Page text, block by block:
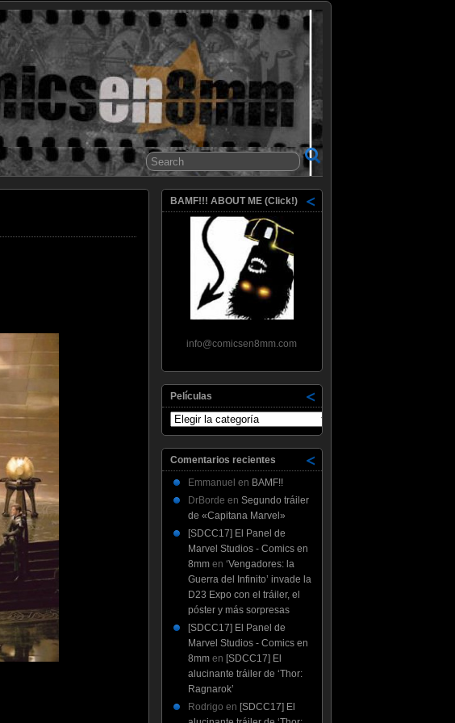
en 8mm
BAMF!!! ABOUT ME (Click!)
info@comicsen8mm.com
Películas
Películas
Comentarios recientes
Emmanuel en BAMF!!
DrBorde en Segundo tráiler
de «Capitana Marvel»
[SDCC17] El Panel de
Marvel Studios - Comics en
8mmen ‘Vengadores: la
Guerra del Infinito’ invade la
D23 Expo con el tráiler, el
póster y más sorpresas
[SDCC17] El Panel de
Marvel Studios - Comics en
8mmen [SDCC17] El
alucinante tráiler de ‘Thor:
Ragnarok’
Rodrigo en [SDCC17] El